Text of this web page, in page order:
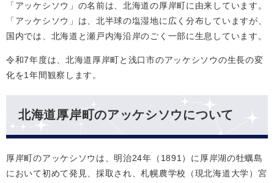
「アッケシソウ」の名前は、北海道の厚岸町に由来しています。
「アッケシソウ」は、北半球の塩湿地に広く分布していますが、
国内では、北海道と瀬戸内海沿岸のごく一部に生息しています。
令和7年度は、北海道厚岸町と浅口市のアッケシソウの生長の変
化を1年間観察します。
北海道厚岸町のアッケシソウについて
厚岸町のアッケシソウは、明治24年（1891）に厚岸湖の牡蠣島
において初めて発見、採取され、札幌農学校（現北海道大学）宮